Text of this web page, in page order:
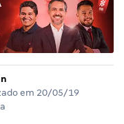
em 20/05/19